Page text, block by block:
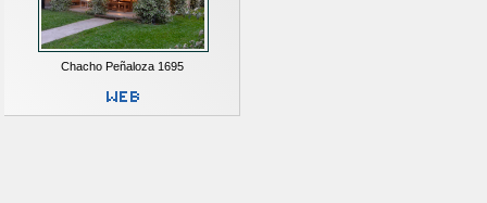
Chacho Peñaloza 1695